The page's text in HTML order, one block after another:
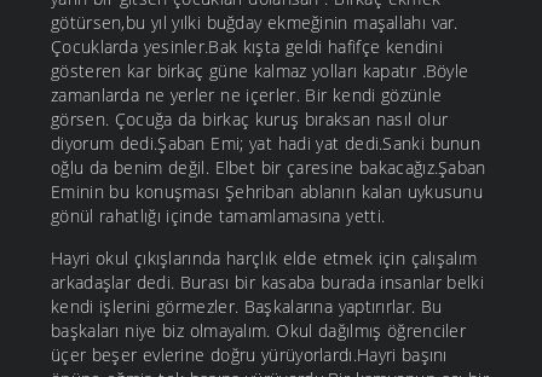
götürsen,bu yıl yılki buğday ekmeğinin maşallahı var.
Çocuklarda yesinler.Bak kışta geldi hafifçe kendini
gösteren kar birkaç güne kalmaz yolları kapatır .Böyle
zamanlarda ne yerler ne içerler. Bir kendi gözünle
görsen. Çocuğa da birkaç kuruş bıraksan nasıl olur
diyorum dedi.Şaban Emi; yat hadi yat dedi.Sanki bunun
oğlu da benim değil. Elbet bir çaresine bakacağız.Şaban
Eminin bu konuşması Şehriban ablanın kalan uykusunu
gönül rahatlığı içinde tamamlamasına yetti.
Hayri okul çıkışlarında harçlık elde etmek için çalışalım
arkadaşlar dedi. Burası bir kasaba burada insanlar belki
kendi işlerini görmezler. Başkalarına yaptırırlar. Bu
başkaları niye biz olmayalım. Okul dağılmış öğrenciler
üçer beşer evlerine doğru yürüyorlardı.Hayri başını